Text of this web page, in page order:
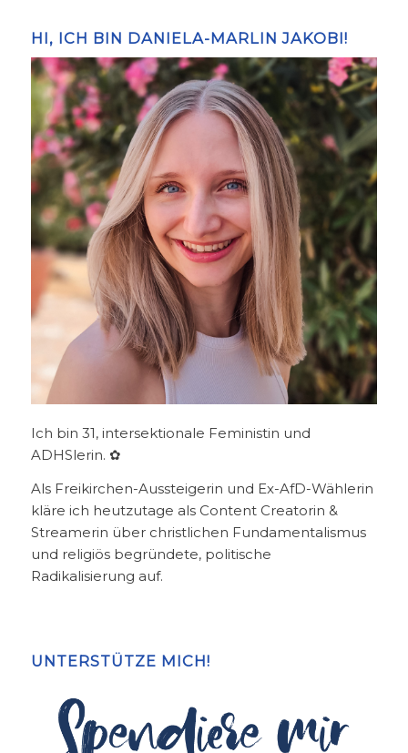
HI, ICH BIN DANIELA-MARLIN JAKOBI!
Ich bin 31, intersektionale Feministin und
ADHSlerin. ✿
Als Freikirchen-Aussteigerin und Ex-AfD-Wählerin
kläre ich heutzutage als Content Creatorin &
Streamerin über christlichen Fundamentalismus
und religiös begründete, politische
Radikalisierung auf.
UNTERSTÜTZE MICH!